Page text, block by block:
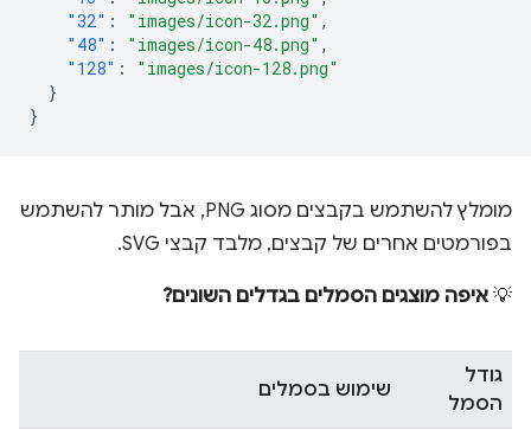
"32" : "images/icon-32.png" ,
"48" : "images/icon-48.png" ,
"128" :
"images/icon-128.png"
}
}
מומלץ להשתמש בקבצים מסוג PNG, אבל מותר להשתמש
בפורמטים אחרים של קבצים, מלבד קבצי SVG.
💡 איפה מוצגים הסמלים בגדלים השונים?
גודל
הסמל
שימוש בסמלים